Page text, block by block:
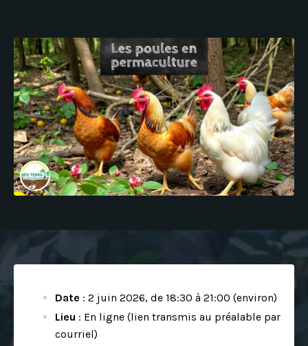
Date : 2 juin 2026, de 18:30 à 21:00 (environ)
Lieu : En ligne (lien transmis au préalable par
courriel)